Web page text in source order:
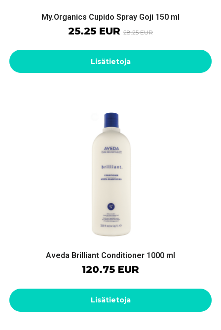
My.Organics Cupido Spray Goji 150 ml
25.25 EUR 28.25 EUR
Lisätietoja
Aveda Brilliant Conditioner 1000 ml
120.75 EUR
Lisätietoja